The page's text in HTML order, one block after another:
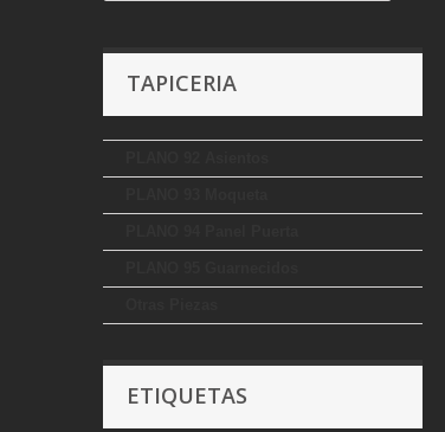
TAPICERIA
ETIQUETAS